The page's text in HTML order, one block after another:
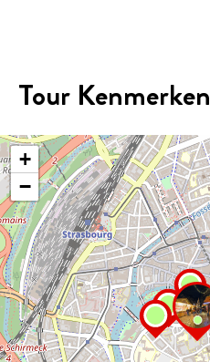
Tour Kenmerken
+
−